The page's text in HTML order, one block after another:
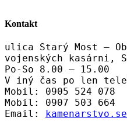
Kontakt
ulica Starý Most –
vojenských kasárni,
Po-So 8.00 – 15.00
V iný čas po len
Mobil: 0905 524 078
Mobil: 0907 503 664
Email: